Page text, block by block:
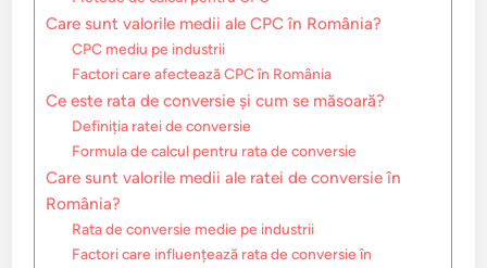
Care sunt valorile medii ale CPC în România?
CPC mediu pe industrii
Factori care afectează CPC în România
Ce este rata de conversie și cum se măsoară?
Definiția ratei de conversie
Formula de calcul pentru rata de conversie
Care sunt valorile medii ale ratei de conversie în
România?
Rata de conversie medie pe industrii
Factori care influențează rata de conversie în